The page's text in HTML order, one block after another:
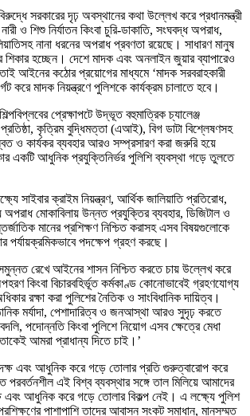
সরকারের দৃঢ় অবস্থানের কথা উল্লেখ করে প্রধানমন্ত্রী
ও শিশু নির্যাতন কিংবা চুরি-ডাকাতি, সংঘবদ্ধ অপরাধ,
নানা ধরনের অপরাধ প্রবণতা রয়েছে। সাধারণ মানুষ
হচ্ছেন। দেশে মাদক এবং অনলাইন জুয়ার ব্যাপারেও
আইনের কঠোর প্রয়োগের মাধ্যমে ‘মাদক সরবরাহকারী
করে মাদক নিয়ন্ত্রণে পুলিশকে কার্যক্রম চালাতে হবে।
প্রেক্ষাপটে উদ্ভূত বহুমাত্রিক চ্যালেঞ্জ
প্রতিষ্ঠা, কৃত্রিম বুদ্ধিমত্তা (এআই), বিগ ডাটা বিশ্লেষণসহ
ও কার্যকর ব্যবহার আরও সম্প্রসারণ করা জরুরি হয়ে
একটি আধুনিক প্রযুক্তিনির্ভর পুলিশি ব্যবস্থা গড়ে তুলতে
সাইবার ক্রাইম নিয়ন্ত্রণ, আর্থিক জালিয়াতি প্রতিরোধ,
অপরাধ মোকাবিলায় উন্নত প্রযুক্তির ব্যবহার, ডিজিটাল ও
মানের প্রশিক্ষণ নিশ্চিত করাসহ এসব বিষয়গুলোকে
পর্যায়ক্রমিকভাবে পদক্ষেপ গ্রহণ করছে।
সমুন্নত রেখে আইনের শাসন নিশ্চিত করতে চায় উল্লেখ করে
কিংবা বিচারবহির্ভূত কর্মকাণ্ড কোনোভাবেই গ্রহণযোগ্য
রক্ষা করা পুলিশের নৈতিক ও সাংবিধানিক দায়িত্ব।
মর্যাদা, পেশাদারিত্ব ও জনআস্থা আরও সুদৃঢ় করতে
পদোন্নতি কিংবা পুলিশে নিয়োগ এসব ক্ষেত্রে মেধা
আমরা প্রাধান্য দিতে চাই।’
এবং আধুনিক করে গড়ে তোলার প্রতি গুরুত্বারোপ করে
পরবর্তনশীল এই বিশ্ব ব্যবস্থার সঙ্গে তাল মিলিয়ে আমাদের
এবং আধুনিক করে গড়ে তোলার বিকল্প নেই। এ লক্ষ্যে পুলিশ
পাশাপাশি তাদের আবাসন সংকট সমাধান, মানসম্মত